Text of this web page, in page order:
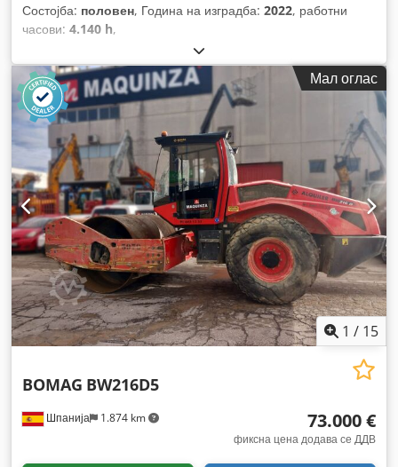
Состојба: половен, Година на изградба: 2022, работни
часови: 4.140 h,
Мал оглас
1 / 15
Шпанија 1.874 km
BOMAG BW216D5
73.000 €
фиксна цена додава се ДДВ